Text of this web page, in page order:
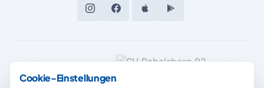
MEDIENPARTNER
Cookie-Einstellungen